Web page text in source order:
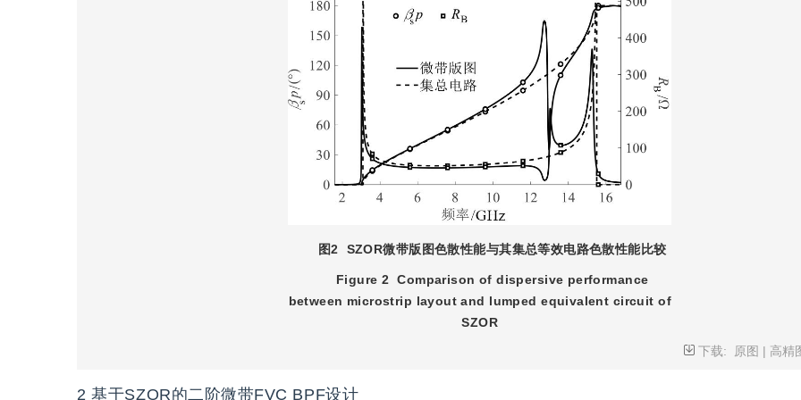
图2 SZOR微带版图色散性能与其集总等效电路色散性能比较
Figure 2 Comparison of dispersive performance
between microstrip layout and lumped equivalent circuit of
SZOR
下载:
原图 | 高精
2 基于SZOR的二阶微带FVC BPF设计